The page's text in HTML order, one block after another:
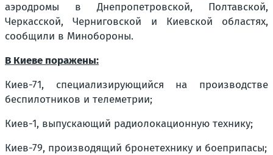
аэродромы в Днепропетровской, Полтавской,
Черкасской, Черниговской и Киевской областях,
сообщили в Минобороны.
В Киеве поражены:
Киев-71, специализирующийся на производстве
беспилотников и телеметрии;
Киев-1, выпускающий радиолокационную технику;
Киев-79, производящий бронетехнику и боеприпасы;